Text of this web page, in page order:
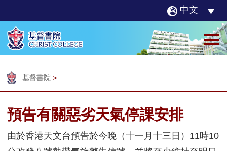
中文
基督書院 >
預告有關惡劣天氣停課安排
由於香港天文台預告於今晚（十一月十三日）11時10